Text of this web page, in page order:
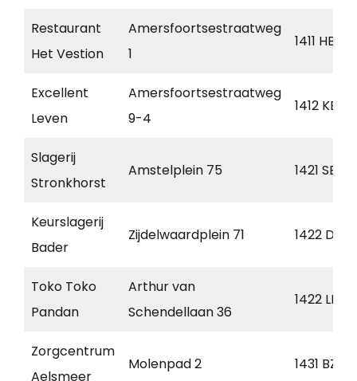
Restaurant
Het Vestion
Amersfoortsestraatweg
1
1411 HB
Excellent
Leven
Amersfoortsestraatweg
9-4
1412 KB
Slagerij
Stronkhorst
Amstelplein 75 1421 SB
Keurslagerij
Bader
Zijdelwaardplein 71 1422 DL
Toko Toko
Pandan
Arthur van
Schendellaan 36
1422 LD
Zorgcentrum
Aelsmeer
Molenpad 2 1431 BZ